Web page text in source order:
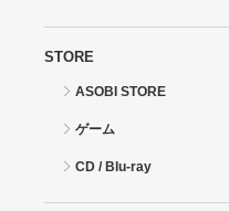
STORE
ASOBI STORE
ゲーム
CD / Blu-ray